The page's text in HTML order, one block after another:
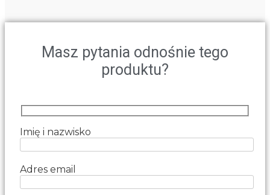
Masz pytania odnośnie tego
produktu?
Imię i nazwisko
Adres email